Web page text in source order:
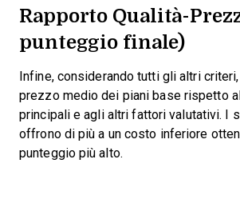
Rapporto Qualità-
punteggio finale)
Infine, considerando tutti gli altri
prezzo medio dei piani base rispetto
principali e agli altri fattori valutativi. I
offrono di più a un costo inferiore
punteggio più alto.